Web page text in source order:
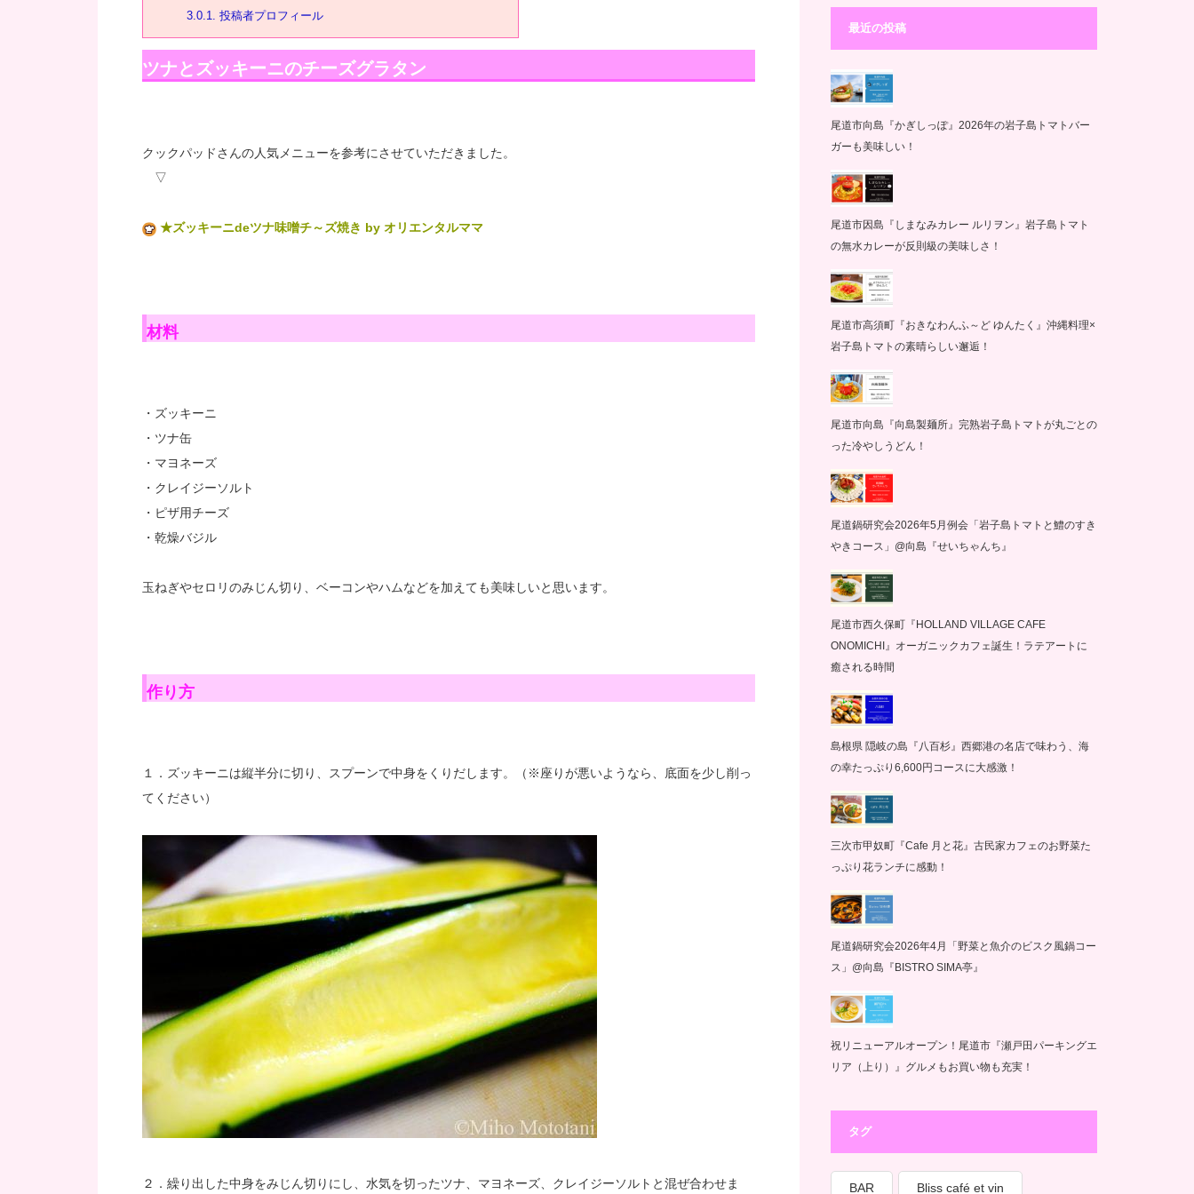
3.0.1. 投稿者プロフィール
ツナとズッキーニのチーズグラタン
クックパッドさんの人気メニューを参考にさせていただきました。
▽
★ズッキーニdeツナ味噌チ～ズ焼き by オリエンタルママ
材料
・ズッキーニ
・ツナ缶
・マヨネーズ
・クレイジーソルト
・ピザ用チーズ
・乾燥バジル
玉ねぎやセロリのみじん切り、ベーコンやハムなどを加えても美味しいと思います。
作り方
１．ズッキーニは縦半分に切り、スプーンで中身をくりだします。（※座りが悪いようなら、底面を少し削っ
てください）
２．繰り出した中身をみじん切りにし、水気を切ったツナ、マヨネーズ、クレイジーソルトと混ぜ合わせま
最近の投稿
尾道市向島『かぎしっぽ』2026年の岩子島トマトバー
ガーも美味しい！
尾道市因島『しまなみカレー ルリヲン』岩子島トマト
の無水カレーが反則級の美味しさ！
尾道市高須町『おきなわんふ～ど ゆんたく』沖縄料理×
岩子島トマトの素晴らしい邂逅！
尾道市向島『向島製麺所』完熟岩子島トマトが丸ごとの
った冷やしうどん！
尾道鍋研究会2026年5月例会「岩子島トマトと鱧のすき
やきコース」@向島『せいちゃんち』
尾道市西久保町『HOLLAND VILLAGE CAFE
ONOMICHI』オーガニックカフェ誕生！ラテアートに
癒される時間
島根県 隠岐の島『八百杉』西郷港の名店で味わう、海
の幸たっぷり6,600円コースに大感激！
三次市甲奴町『Cafe 月と花』古民家カフェのお野菜た
っぷり花ランチに感動！
尾道鍋研究会2026年4月「野菜と魚介のビスク風鍋コー
ス」@向島『BISTRO SIMA亭』
祝リニューアルオープン！尾道市『瀬戸田パーキングエ
リア（上り）』グルメもお買い物も充実！
タグ
BAR Bliss café et vin